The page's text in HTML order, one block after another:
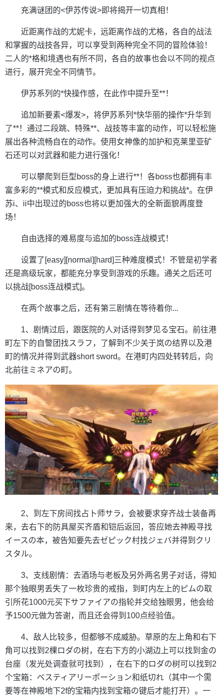
充满谜团的<伊苏传说>即将揭开一切真相！
近距离作战的尤妮卡，远距离作战的尤格，各自的战法
和掌握的战技各异，可以享受到两种完全不同的冒险体验！
二人的*格和境遇也有所不同，各自的故事也会以不同的视点
进行，展开完全不同情节。
伊苏系列的*快操作感，在此作中提升至**！
追加新要素<爆发>，将伊苏系列*快华丽的操作*升华到
了**！通过二段跳、特殊**、战技等丰富的动作，可以轻松施
展出各种流畅自在的动作。使用女神像的加护和克莱里亚矿
石还可以对武器和能力进行强化！
可以攀爬到巨型boss的身上进行**！各boss也都拥有丰
富多彩的**模式和反应模式，更加具有压迫力和挑战*。在伊
苏i、ii中出现过的boss也将以更加强大的全新面貌再度登
场！
自由选择的难易度与追加的boss连战模式！
设置了[easy][normal][hard]三种难度模式！不管是初学者
还是高级玩家，都能充分享受到游戏的乐趣。通关之后还可
以挑战[boss连战模式]。
在两个故事之后，还有第三剧情在等待着你...
1、剧情过后，跟医院的人对话得到梦见る宝石。前往港
町左下的自警团找スラフ，了解到不少关于岚の结界以及港
町的情况并得到武器short sword。在港町内四处转转后，向
北前往ミネアの町。
2、到左下房间找占卜师サラ，会被要求穿齐战士装备再
来，去右下的防具屋买齐盾和铠后返回，答应她去神殿寻找
イースの本，被告知要先去ゼピック村找ジェバ并得到クリ
スタル。
3、支线剧情：去酒场与老板及另外两名男子对话，得知
那个独眼男丢失了一枚珍贵的戒指，到町内左上的ピムの取
引所花1000元买下サファイアの指轮并交给独眼男，他会给
予1500元做为答谢，而且还会得到100点经验值。
4、敌人比较多，但都够不成威胁。草原的左上角和右下
角可以找到2棵ロダの树，在右下方的小湖边上可以找到金の
台座（发光处调查就可找到），在右下的ロダの树可以找到2
个宝箱：ベスティアリーポーション和纸切れ（其中一个需
要等在神殿地下2f的宝箱内找到宝箱の键后才能打开）。一